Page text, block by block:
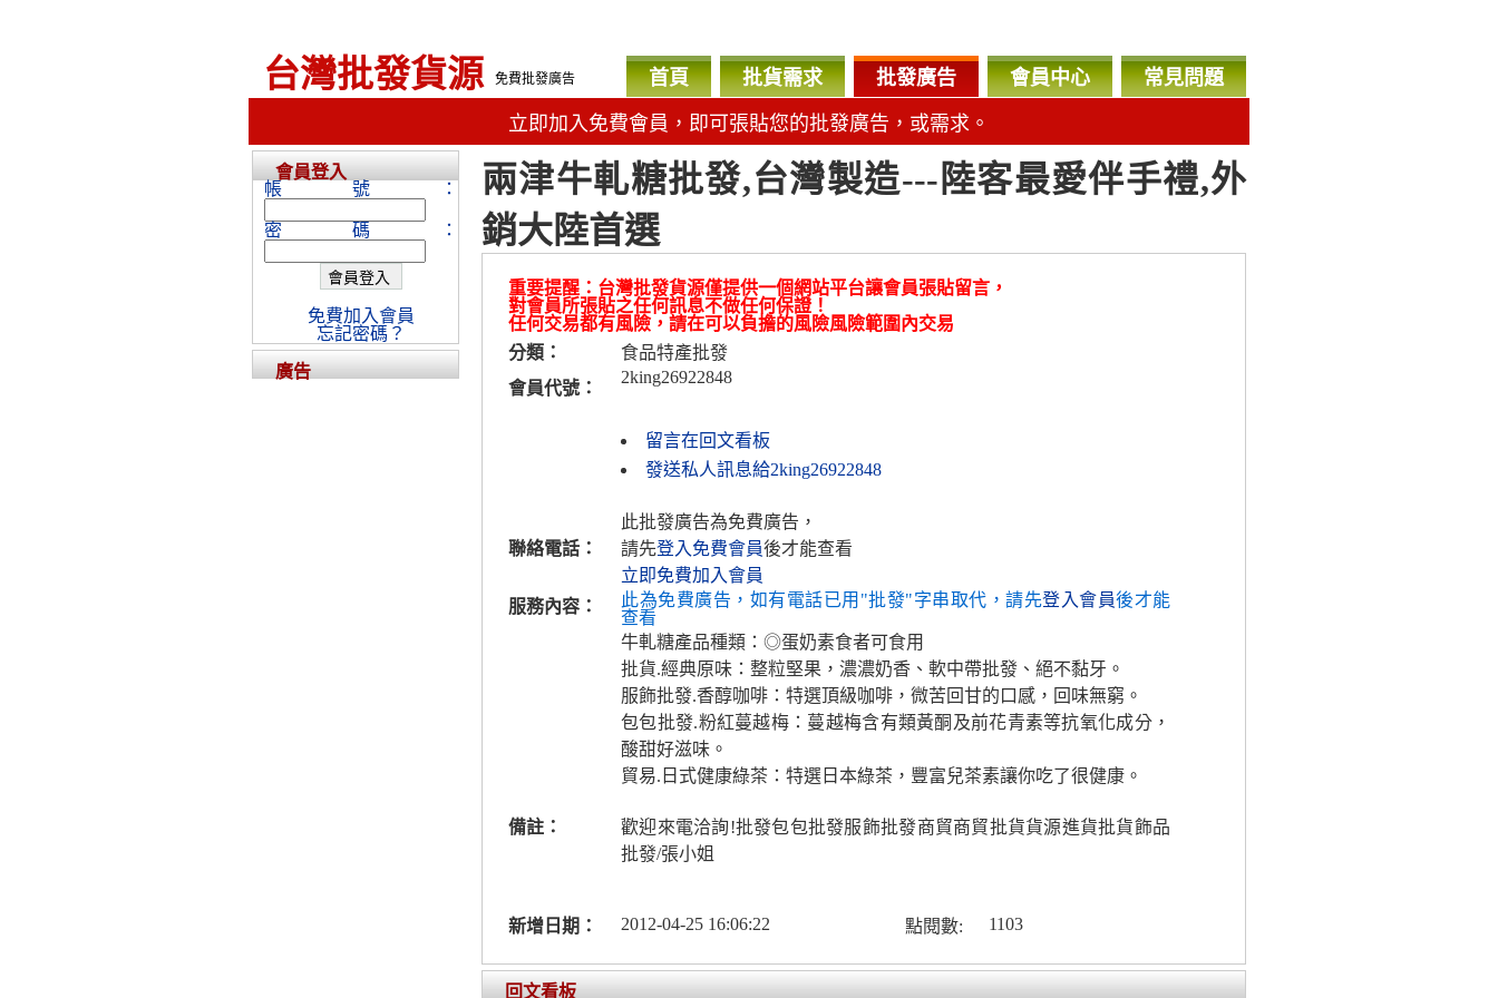
台灣批發貨源 免費批發廣告 首頁 批貨需求 批發廣告 會員中心 常見問題
立即加入免費會員，即可張貼您的批發廣告，或需求。
兩津牛軋糖批發,台灣製造---陸客最愛伴手禮,外
銷大陸首選
重要提醒：台灣批發貨源僅提供一個網站平台讓會員張貼留言，
對會員所張貼之任何訊息不做任何保證！
任何交易都有風險，請在可以負擔的風險風險範圍內交易
分類：
食品特產批發
會員代號：
2king26922848
留言在回文看板
發送私人訊息給2king26922848
聯絡電話：
此批發廣告為免費廣告，
請先登入免費會員後才能查看
立即免費加入會員
服務內容：
此為免費廣告，如有電話已用"批發"字串取代，請先登入會員後才能
查看
牛軋糖產品種類：◎蛋奶素食者可食用
批貨.經典原味：整粒堅果，濃濃奶香、軟中帶批發、絕不黏牙。
服飾批發.香醇咖啡：特選頂級咖啡，微苦回甘的口感，回味無窮。
包包批發.粉紅蔓越梅：蔓越梅含有類黃酮及前花青素等抗氧化成分，
酸甜好滋味。
貿易.日式健康綠茶：特選日本綠茶，豐富兒茶素讓你吃了很健康。
備註：
歡迎來電洽詢!批發包包批發服飾批發商貿商貿批貨貨源進貨批貨飾品
批發/張小姐
新增日期： 2012-04-25 16:06:22 點閱數: 1103
回文看板
會員登入
帳號：
密碼：
免費加入會員
忘記密碼？
廣告